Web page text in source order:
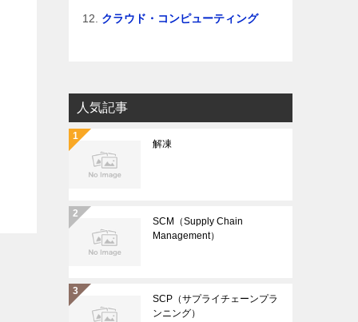
クラウド・コンピューティング
人気記事
解凍
SCM（Supply Chain
Management）
SCP（サプライチェーンプラ
ンニング）